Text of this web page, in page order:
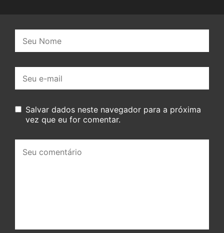
mail:
Salvar dados neste navegador para a próxima
vez que eu for comentar.
comentário: